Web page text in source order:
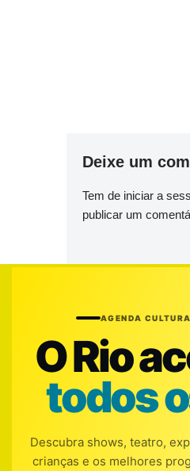
Deixe um
Tem de iniciar a
publicar um
AGENDA
O Rio
todos
Descubra shows, teatro,
crianças e os melhores